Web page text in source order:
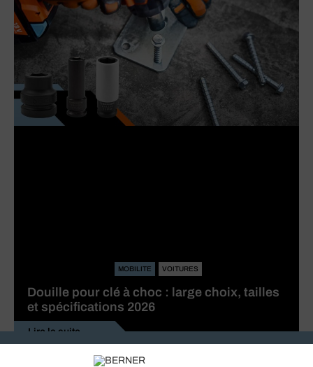
MOBILITE VOITURES
Douille pour clé à choc : large choix, tailles
et spécifications 2026
Lire la suite